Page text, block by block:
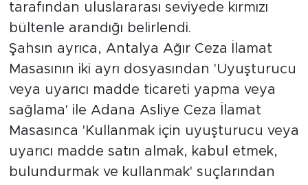
tarafından uluslararası seviyede kırmızı
bültenle arandığı belirlendi.
Şahsın ayrıca, Antalya Ağır Ceza İlamat
Masasının iki ayrı dosyasından 'Uyuşturucu
veya uyarıcı madde ticareti yapma veya
sağlama' ile Adana Asliye Ceza İlamat
Masasınca 'Kullanmak için uyuşturucu veya
uyarıcı madde satın almak, kabul etmek,
bulundurmak ve kullanmak' suçlarından